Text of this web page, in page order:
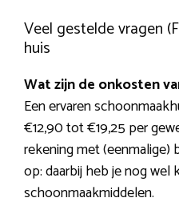
Veel gestelde vragen
huis
Wat zijn de onkosten
Een ervaren
€12,90 tot €19,25 per
rekening met
op: daarbij heb je nog wel
schoonmaakmiddelen.